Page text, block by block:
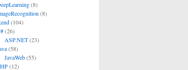
(8)
(8)
(104)
(26)
ASP.NET(23)
(58)
JavaWeb(55)
(12)